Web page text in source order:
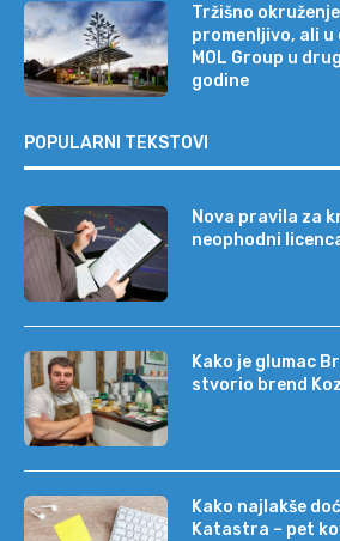
Tržišno
promenljivo, ali u
MOL Group u
godine
POPULARNI TEKSTOVI
Nova pravila za
neophodni
Kako je glumac
stvorio brend
Kako najlakše
Katastra – pet